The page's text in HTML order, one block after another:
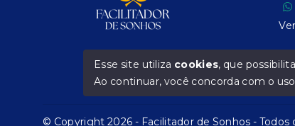
© Copyright 2026 - Facilitador de Sonhos - Todos
Esse site utiliza cookies, que
Ao continuar, você concorda com o